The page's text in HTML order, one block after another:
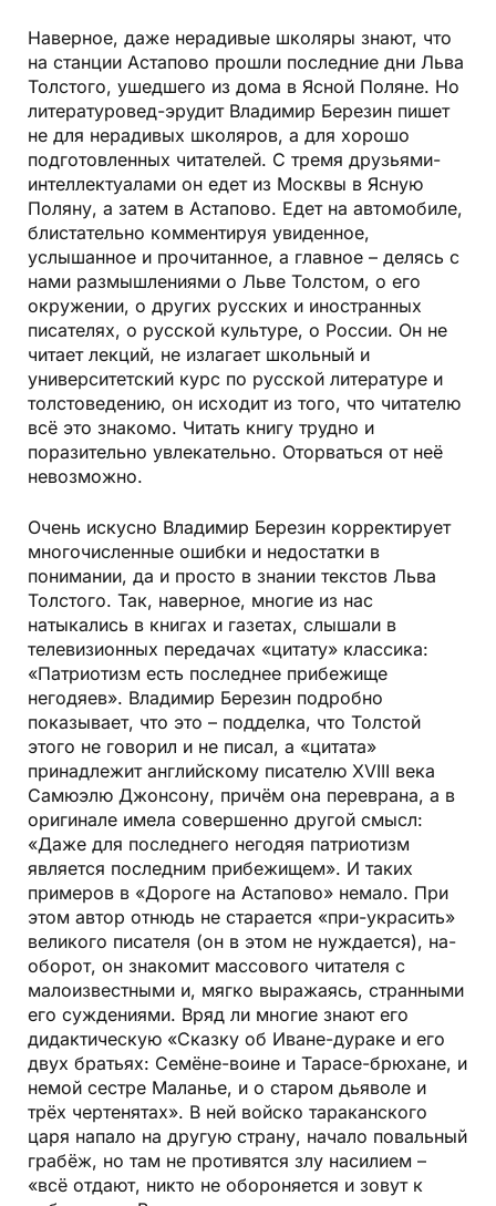
Наверное, даже нерадивые школяры знают, что
на станции Астапово прошли последние дни Льва
Толстого, ушедшего из дома в Ясной Поляне. Но
литературовед-эрудит Владимир Березин пишет
не для нерадивых школяров, а для хорошо
подготовленных читателей. С тремя друзьями-
интеллектуалами он едет из Москвы в Ясную
Поляну, а затем в Астапово. Едет на автомобиле,
блистательно комментируя увиденное,
услышанное и прочитанное, а главное – делясь с
нами размышлениями о Льве Толстом, о его
окружении, о других русских и иностранных
писателях, о русской культуре, о России. Он не
читает лекций, не излагает школьный и
университетский курс по русской литературе и
толстоведению, он исходит из того, что читателю
всё это знакомо. Читать книгу трудно и
поразительно увлекательно. Оторваться от неё
невозможно.
Очень искусно Владимир Березин корректирует
многочисленные ошибки и недостатки в
понимании, да и просто в знании текстов Льва
Толстого. Так, наверное, многие из нас
натыкались в книгах и газетах, слышали в
телевизионных передачах «цитату» классика:
«Патриотизм есть последнее прибежище
негодяев». Владимир Березин подробно
показывает, что это – подделка, что Толстой
этого не говорил и не писал, а «цитата»
принадлежит английскому писателю XVIII века
Самюэлю Джонсону, причём она переврана, а в
оригинале имела совершенно другой смысл:
«Даже для последнего негодяя патриотизм
является последним прибежищем». И таких
примеров в «Дороге на Астапово» немало. При
этом автор отнюдь не старается «при-украсить»
великого писателя (он в этом не нуждается), на-
оборот, он знакомит массового читателя с
малоизвестными и, мягко выражаясь, странными
его суждениями. Вряд ли многие знают его
дидактическую «Сказку об Иване-дураке и его
двух братьях: Семёне-воине и Тарасе-брюхане, и
немой сестре Маланье, и о старом дьяволе и
трёх чертенятах». В ней войско тараканского
царя напало на другую страну, начало повальный
грабёж, но там не противятся злу насилием –
«всё отдают, никто не обороняется и зовут к